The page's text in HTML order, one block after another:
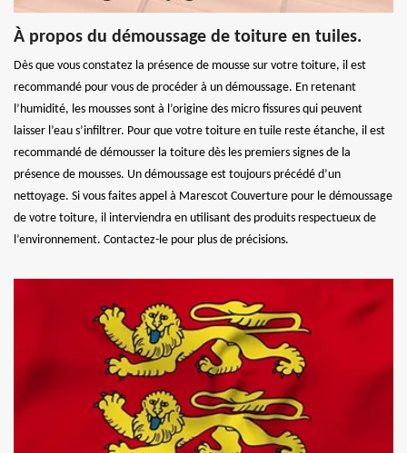
À propos du démoussage de toiture en tuiles.
Dès que vous constatez la présence de mousse sur votre toiture, il est
recommandé pour vous de procéder à un démoussage. En retenant
l’humidité, les mousses sont à l’origine des micro fissures qui peuvent
laisser l’eau s’infiltrer. Pour que votre toiture en tuile reste étanche, il est
recommandé de démousser la toiture dès les premiers signes de la
présence de mousses. Un démoussage est toujours précédé d’un
nettoyage. Si vous faites appel à Marescot Couverture pour le démoussage
de votre toiture, il interviendra en utilisant des produits respectueux de
l’environnement. Contactez-le pour plus de précisions.